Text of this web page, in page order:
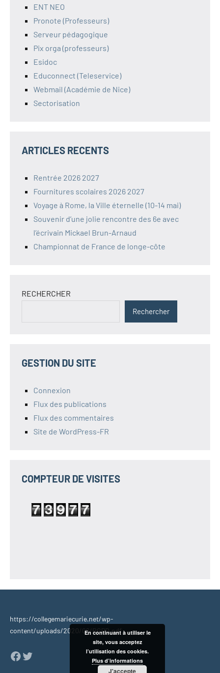
ENT NEO
Pronote (Professeurs)
Serveur pédagogique
Pix orga (professeurs)
Esidoc
Educonnect (Teleservice)
Webmail (Académie de Nice)
Sectorisation
ARTICLES RECENTS
Rentrée 2026 2027
Fournitures scolaires 2026 2027
Voyage à Rome, la Ville éternelle (10-14 mai)
Souvenir d’une jolie rencontre des 6e avec
l’écrivain Mickael Brun-Arnaud
Championnat de France de longe-côte
RECHERCHER
Rechercher
GESTION DU SITE
Connexion
Flux des publications
Flux des commentaires
Site de WordPress-FR
COMPTEUR DE VISITES
https://collegemariecurie.net/wp-
content/uploads/2020/06/RGPD.pdf
Facebook
Twitter
En continuant à utiliser le
site, vous acceptez
l’utilisation des cookies.
Plus d’informations
J'accepte